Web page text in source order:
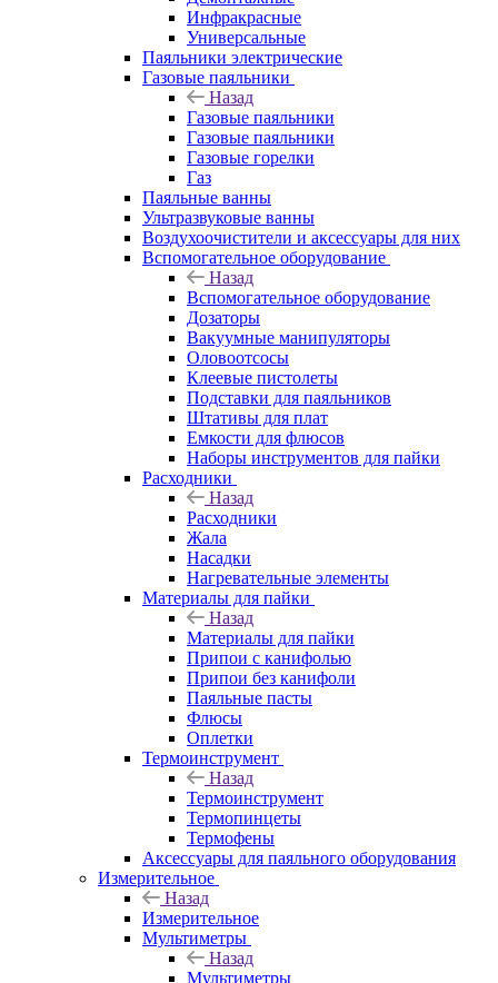
Инфракрасные
Универсальные
Паяльники электрические
Газовые паяльники
Назад
Газовые паяльники
Газовые паяльники
Газовые горелки
Газ
Паяльные ванны
Ультразвуковые ванны
Воздухоочистители и аксессуары для них
Вспомогательное оборудование
Назад
Вспомогательное оборудование
Дозаторы
Вакуумные манипуляторы
Оловоотсосы
Клеевые пистолеты
Подставки для паяльников
Штативы для плат
Емкости для флюсов
Наборы инструментов для пайки
Расходники
Назад
Расходники
Жала
Насадки
Нагревательные элементы
Материалы для пайки
Назад
Материалы для пайки
Припои с канифолью
Припои без канифоли
Паяльные пасты
Флюсы
Оплетки
Термоинструмент
Назад
Термоинструмент
Термопинцеты
Термофены
Аксессуары для паяльного оборудования
Измерительное
Назад
Измерительное
Мультиметры
Назад
Мультиметры